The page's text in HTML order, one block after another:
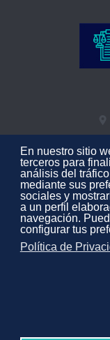
En nuestro sitio
terceros para
análisis del
mediante sus
sociales y
a un perfil
navegación.
configurar tus
Política de
Todos los derechos
de Albacete FEDA.